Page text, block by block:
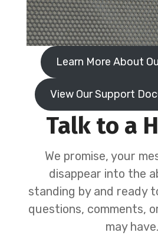
Learn More About
View Our Support
Talk to a
We promise, your
disappear into the
standing by and ready
questions, comments,
may have.